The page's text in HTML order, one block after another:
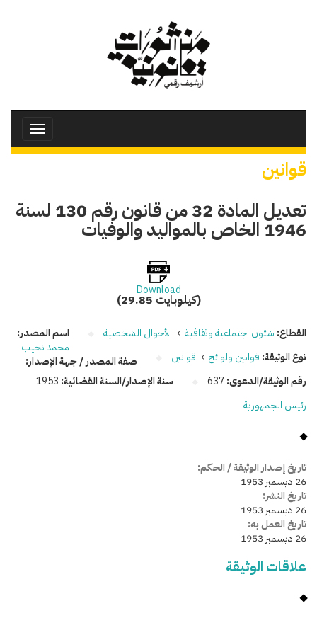
Toggle
قوانين
تعديل المادة 32 من قانون رقم 130 لسنة
1946 الخاص بالمواليد والوفيات
Download
(29.85 كيلوبايت)
القطاع: شئون اجتماعية وثقافية › الأحوال الشخصية
نوع الوثيقة: قوانين ولوائح › قوانين
رقم الوثيقة/الدعوى:637 سنة الإصدار/السنة القضائية: 1953
اسم المصدر:
محمد نجيب
صفة المصدر / جهة الإصدار:
رئيس الجمهورية
تاريخ إصدار الوثيقة / الحكم:
26 ديسمبر 1953
تاريخ النشر:
26 ديسمبر 1953
تاريخ العمل به:
26 ديسمبر 1953
علاقات الوثيقة